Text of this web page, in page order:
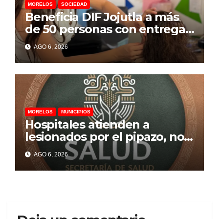
MORELOS SOCIEDAD
Beneficia DIF Jojutla a más
de 50 personas con entrega
de auxiliares auditivos
AGO 6, 2026
MORELOS MUNICIPIOS
Hospitales atienden a
lesionados por el pipazo, no
hay fallecidos, informó el
gobierno de Morelos
AGO 6, 2026